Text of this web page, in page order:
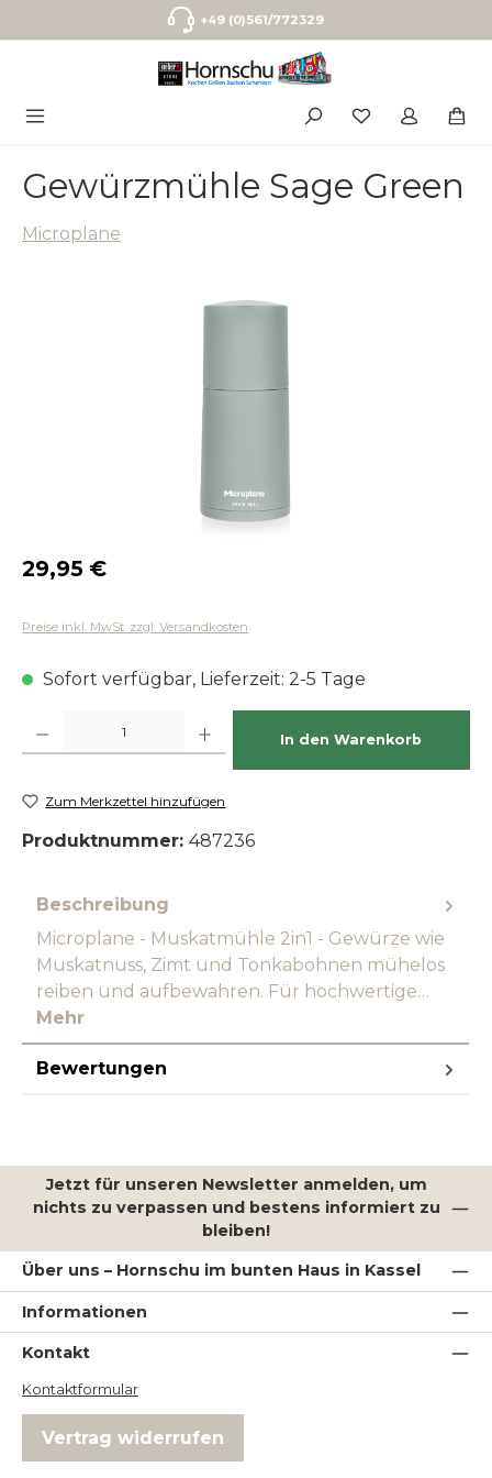
Zum Hauptinhalt springen+49 (0)561/772329
Gewürzmühle Sage Green
Microplane
Bildergalerie überspringen
Regulärer Preis:
29,95 €
Preise inkl. MwSt. zzgl. Versandkosten
Sofort verfügbar, Lieferzeit: 2-5 Tage
In den Warenkorb
Zum Merkzettel hinzufügen
Produktnummer: 487236
Beschreibung
Microplane - Muskatmühle 2in1 - Gewürze wie
Muskatnuss, Zimt und Tonkabohnen mühelos
reiben und aufbewahren. Für hochwertige…
Mehr
Bewertungen
Jetzt für unseren Newsletter anmelden, um
nichts zu verpassen und bestens informiert zu
bleiben!
Über uns – Hornschu im bunten Haus in Kassel
Informationen
Kontakt
Kontaktformular
Vertrag widerrufen